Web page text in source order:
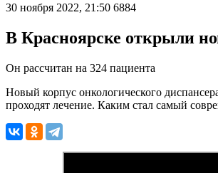
30 ноября 2022, 21:50 6884
В Красноярске открыли
Он рассчитан на 324 пациента
Новый корпус онкологического
проходят лечение. Каким стал самый